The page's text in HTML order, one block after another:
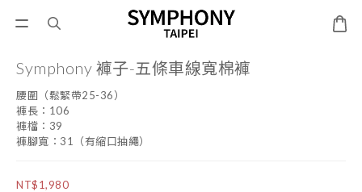
Symphony 褲子-五條車線寬棉褲
腰圍（鬆緊帶25-36）
褲長：106
褲檔：39
褲腳寬：31（有縮口抽繩）
NT$1,980